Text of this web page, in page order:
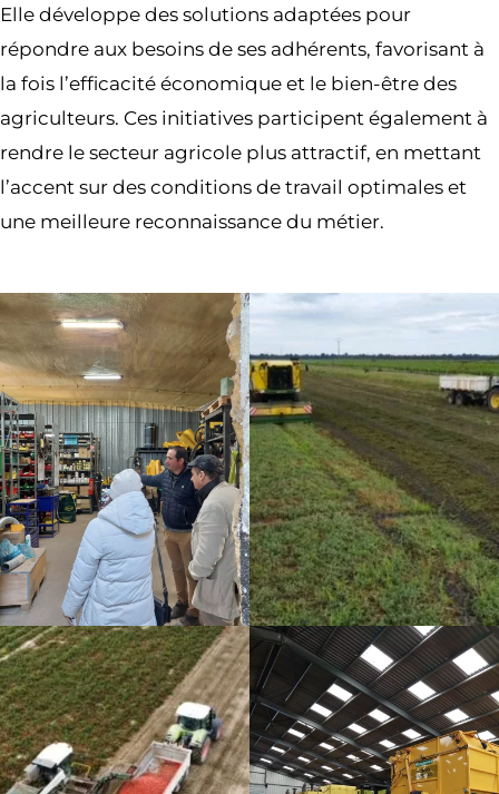
Elle développe des solutions adaptées pour
répondre aux besoins de ses adhérents, favorisant à
la fois l’efficacité économique et le bien-être des
agriculteurs. Ces initiatives participent également à
rendre le secteur agricole plus attractif, en mettant
l’accent sur des conditions de travail optimales et
une meilleure reconnaissance du métier.